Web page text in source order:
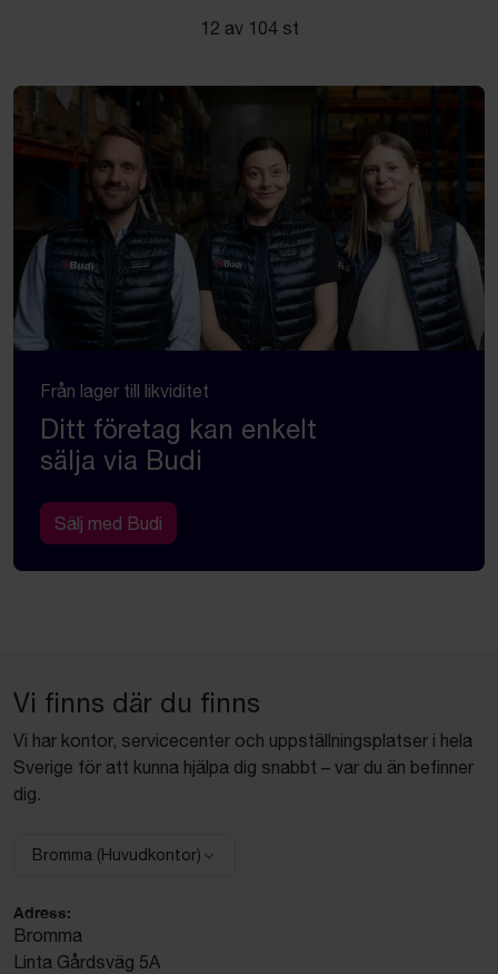
12 av 104 st
Från lager till likviditet
Ditt företag kan enkelt
sälja via Budi
Sälj med Budi
Vi finns där du finns
Vi har kontor, servicecenter och uppställningsplatser i hela
Sverige för att kunna hjälpa dig snabbt – var du än befinner
dig.
Välj anläggning:
Bromma (Huvudkontor)
Adress:
Bromma
Linta Gårdsväg 5A